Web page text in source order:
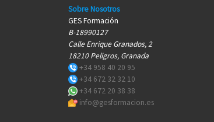
Sobre Nosotros
GES Formación
B-18990127
Calle Enrique Granados, 2
18210 Peligros, Granada
+34 958 40 20 95
+34 672 32 32 10
+34 672 20 38 38
info@gesformacion.es